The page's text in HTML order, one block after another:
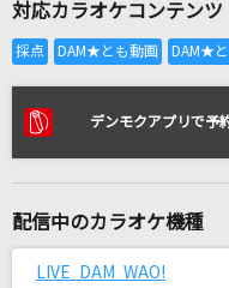
リアルタイ
ヤングアダルト
対応カラオケコンテンツ
デンモクアプリで予
配信中のカラオケ機種
LIVE DAM WAO!